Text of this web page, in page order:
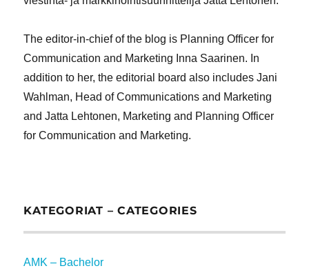
The editor-in-chief of the blog is Planning Officer for
Communication and Marketing Inna Saarinen. In
addition to her, the editorial board also includes Jani
Wahlman, Head of Communications and Marketing
and Jatta Lehtonen, Marketing and Planning Officer
for Communication and Marketing.
KATEGORIAT – CATEGORIES
AMK – Bachelor